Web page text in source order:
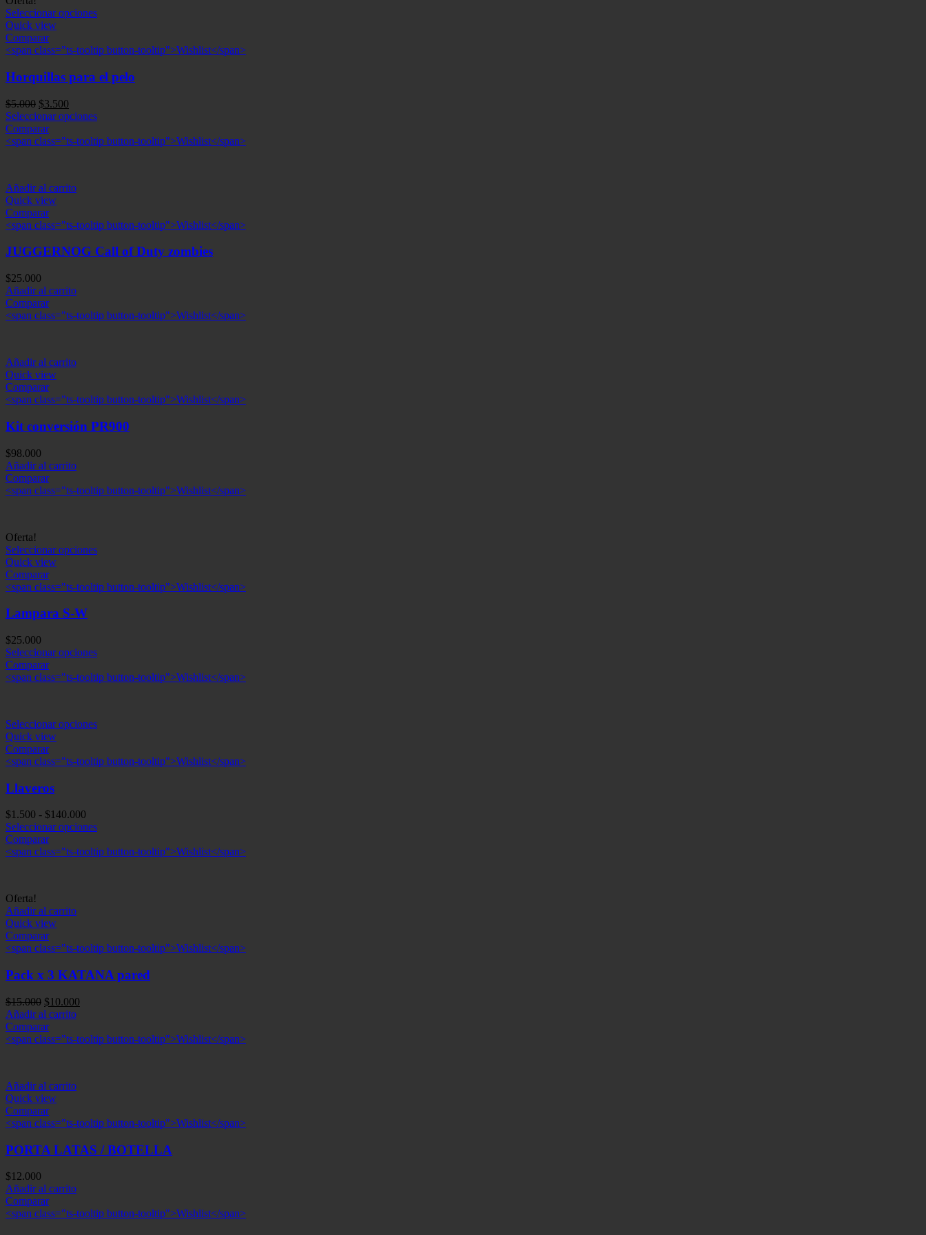
Seleccionar opciones
Quick view
Comparar
<span class="ts-tooltip button-tooltip">Wishlist</span>
Horquillas para el pelo
$5.000 El
precio
original
era:
$3.500
precio
es:
Seleccionar opciones
Comparar
<span class="ts-tooltip button-tooltip">Wishlist</span>
Añadir al carrito
Quick view
Comparar
<span class="ts-tooltip button-tooltip">Wishlist</span>
JUGGERNOG Call of Duty zombies
$25.000
Añadir al carrito
Comparar
<span class="ts-tooltip button-tooltip">Wishlist</span>
Añadir al carrito
Quick view
Comparar
<span class="ts-tooltip button-tooltip">Wishlist</span>
Kit conversión PR900
$98.000
Añadir al carrito
Comparar
<span class="ts-tooltip button-tooltip">Wishlist</span>
Oferta!
Seleccionar opciones
Quick view
Comparar
<span class="ts-tooltip button-tooltip">Wishlist</span>
Lampara S-W
$25.000
Seleccionar opciones
Comparar
<span class="ts-tooltip button-tooltip">Wishlist</span>
Seleccionar opciones
Quick view
Comparar
<span class="ts-tooltip button-tooltip">Wishlist</span>
Llaveros
$1.500 - $140.000
de
desde
Seleccionar opciones
Comparar
<span class="ts-tooltip button-tooltip">Wishlist</span>
Oferta!
Añadir al carrito
Quick view
Comparar
<span class="ts-tooltip button-tooltip">Wishlist</span>
Pack x 3 KATANA pared
$15.000 El
precio
original
era:
$10.000
es:
Añadir al carrito
Comparar
<span class="ts-tooltip button-tooltip">Wishlist</span>
Añadir al carrito
Quick view
Comparar
<span class="ts-tooltip button-tooltip">Wishlist</span>
PORTA LATAS / BOTELLA
$12.000
Añadir al carrito
Comparar
<span class="ts-tooltip button-tooltip">Wishlist</span>